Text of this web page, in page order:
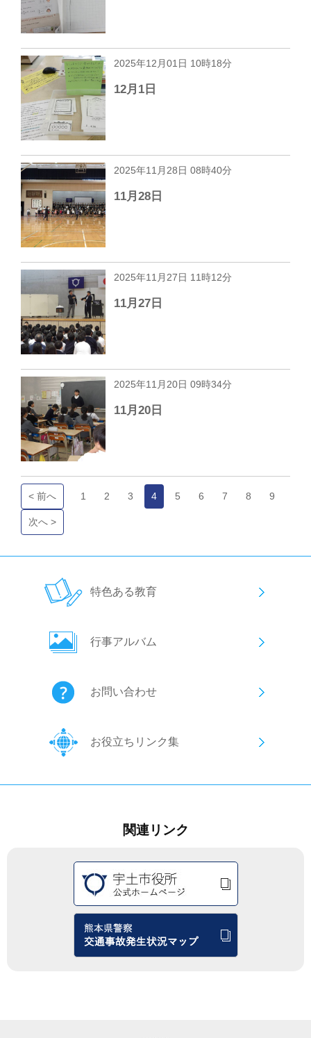
2025年12月01日 10時18分
12月1日
2025年11月28日 08時40分
11月28日
2025年11月27日 11時12分
11月27日
2025年11月20日 09時34分
11月20日
< 前へ 1 2 3 4 5 6 7 8 9
次へ >
特色ある教育
行事アルバム
お問い合わせ
お役立ちリンク集
関連リンク